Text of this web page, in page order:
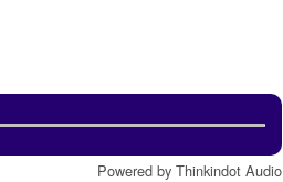
Powered by Thinkindot Audio